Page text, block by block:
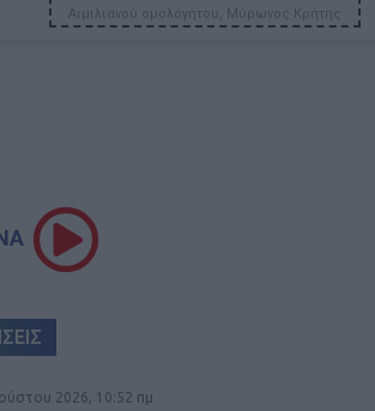
Αιμιλιανού ομολογήτου, Μύρωνος Κρήτης
2026, 10:52 πμ